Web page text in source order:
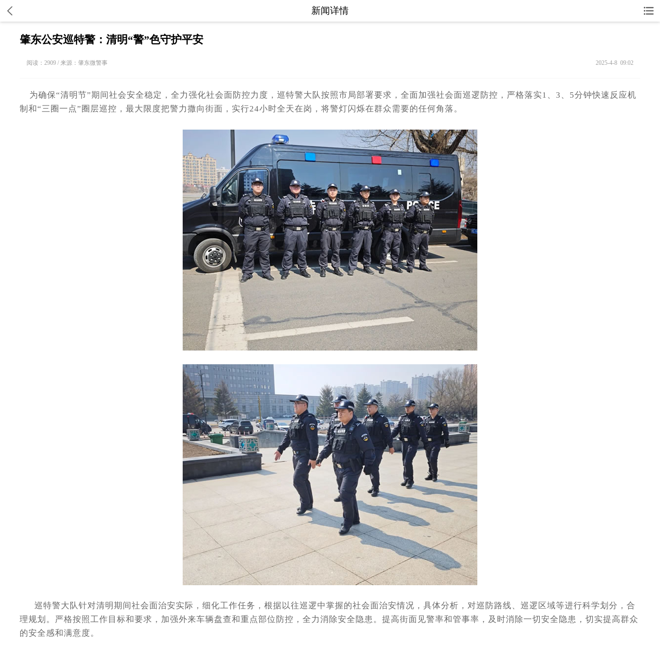
新闻详情
肇东公安巡特警：清明“警”色守护平安
阅读：2909 / 来源：肇东微警事 2025-4-8 09:02
为确保“清明节”期间社会安全稳定，全力强化社会面防控力度，巡特警大队按照市局部署要求，全面加强社会面巡逻防控，严格落实1、3、5分钟快速反应机
制和“三圈一点”圈层巡控，最大限度把警力撒向街面，实行24小时全天在岗，将警灯闪烁在群众需要的任何角落。
巡特警大队针对清明期间社会面治安实际，细化工作任务，根据以往巡逻中掌握的社会面治安情况，具体分析，对巡防路线、巡逻区域等进行科学划分，合
理规划。严格按照工作目标和要求，加强外来车辆盘查和重点部位防控，全力消除安全隐患。提高街面见警率和管事率，及时消除一切安全隐患，切实提高群众
的安全感和满意度。